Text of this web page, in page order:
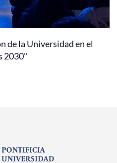
de la Universidad en el
2030"